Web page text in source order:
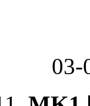
03-